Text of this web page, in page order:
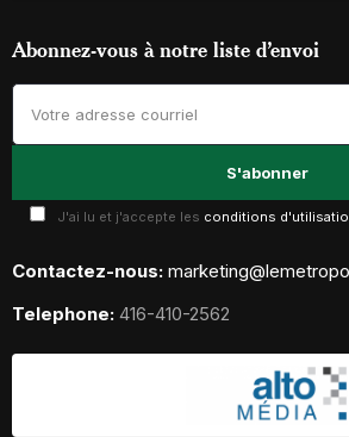
Abonnez-vous à notre liste d’envoi
J'ai lu et j'accepte les conditions
Contactez-nous:
Telephone: 416-410-2562